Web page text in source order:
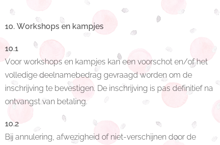
10. Workshops en kampjes
10.1
Voor workshops en kampjes kan een voorschot en/of het
volledige deelnamebedrag gevraagd worden om de
inschrijving te bevestigen. De inschrijving is pas definitief na
ontvangst van betaling.
10.2
Bij annulering, afwezigheid of niet-verschijnen door de